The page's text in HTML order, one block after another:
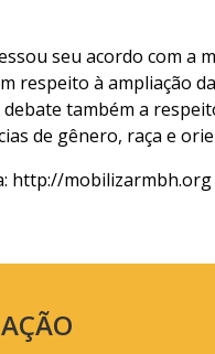
seu acordo com a
respeito à ampliação
também a
de gênero, raça e
http://mobilizarmbh.org